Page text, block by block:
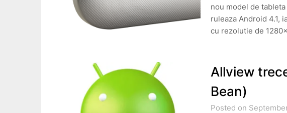
nou model de
ruleaza Android 4.1,
cu rezolutie de
Allview
Bean)
Posted on